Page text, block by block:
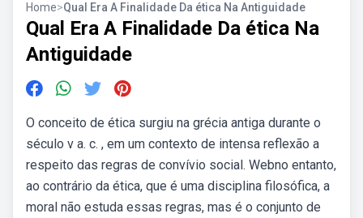
Home>Qual Era A Finalidade Da ética Na Antiguidade
Qual Era A Finalidade Da ética Na
Antiguidade
O conceito de ética surgiu na grécia antiga durante o
século v a. c. , em um contexto de intensa reflexão a
respeito das regras de convívio social. Webno entanto,
ao contrário da ética, que é uma disciplina filosófica, a
moral não estuda essas regras, mas é o conjunto de